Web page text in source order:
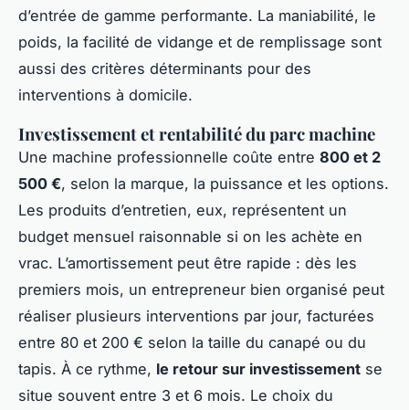
d’entrée de gamme performante. La maniabilité, le
poids, la facilité de vidange et de remplissage sont
aussi des critères déterminants pour des
interventions à domicile.
Investissement et rentabilité du parc machine
Une machine professionnelle coûte entre 800 et 2
500 €, selon la marque, la puissance et les options.
Les produits d’entretien, eux, représentent un
budget mensuel raisonnable si on les achète en
vrac. L’amortissement peut être rapide : dès les
premiers mois, un entrepreneur bien organisé peut
réaliser plusieurs interventions par jour, facturées
entre 80 et 200 € selon la taille du canapé ou du
tapis. À ce rythme, le retour sur investissement se
situe souvent entre 3 et 6 mois. Le choix du